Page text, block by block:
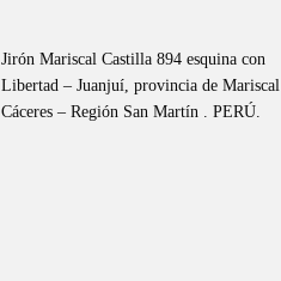
Jirón Mariscal Castilla 894 esquina con
Libertad – Juanjuí, provincia de Mariscal
Cáceres – Región San Martín . PERÚ.